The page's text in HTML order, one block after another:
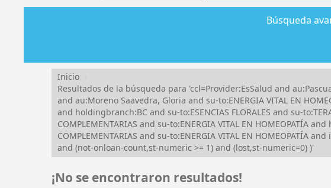
Búsqueda
Inicio
Resultados de la búsqueda para 'ccl=Provider:EsSalud and
and au:Moreno Saavedra, Gloria and su-to:ENERGIA VITAL EN
and holdingbranch:BC and su-to:ESENCIAS FLORALES and su-
COMPLEMENTARIAS and su-to:ENERGIA VITAL EN HOMEOPATÍA
COMPLEMENTARIAS and su-to:ENERGIA VITAL EN
and (not-onloan-count,st-numeric >= 1) and (lost,st-numeric=0) )'
¡No se encontraron resultados!